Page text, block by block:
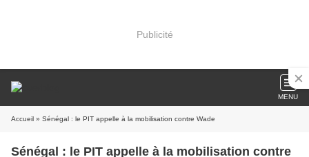
Publicité
MENU
Accueil » Sénégal : le PIT appelle à la mobilisation contre Wade
Sénégal : le PIT appelle à la mobilisation contre